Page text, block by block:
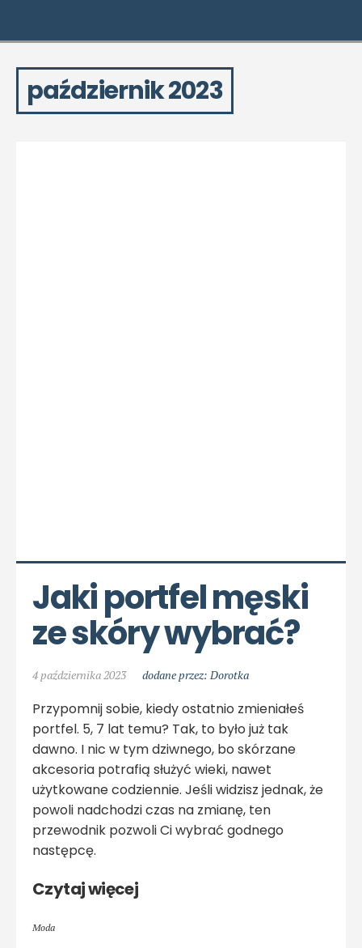
październik 2023
Jaki portfel męski
ze skóry wybrać?
4 października 2023 dodane przez: Dorotka
Przypomnij sobie, kiedy ostatnio zmieniałeś
portfel. 5, 7 lat temu? Tak, to było już tak
dawno. I nic w tym dziwnego, bo skórzane
akcesoria potrafią służyć wieki, nawet
użytkowane codziennie. Jeśli widzisz jednak, że
powoli nadchodzi czas na zmianę, ten
przewodnik pozwoli Ci wybrać godnego
następcę.
Czytaj więcej
Moda